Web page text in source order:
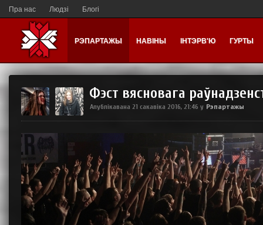
Пра нас Людзі Блогі
РЭПАРТАЖЫ НАВІНЫ ІНТЭРВ'Ю ГУРТЫ
Фэст вясновага
Апублікавана 21 сакавіка 2016, 21:46 у Рэпартажы